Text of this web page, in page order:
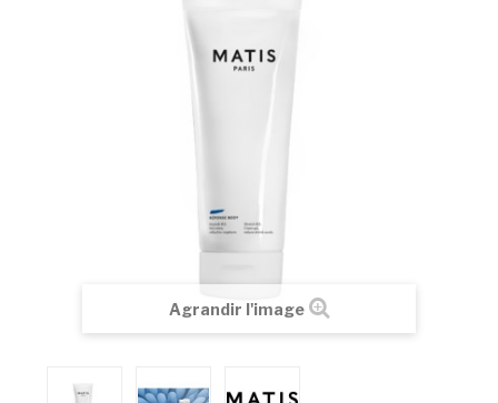
Agrandir l'image